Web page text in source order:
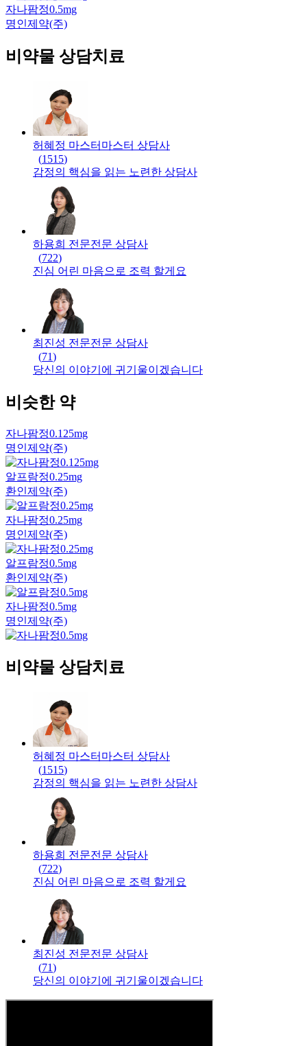
자나팜정0.5mg
명인제약(주)
비약물 상담치료
허혜정 마스터 마스터 상담사
(1515)
감정의 핵심을 읽는 노련한 상담사
하용희 전문전문 상담사
(722)
진심 어린 마음으로 조력 할게요
최진성 전문전문 상담사
(71)
당신의 이야기에 귀기울이겠습니다
비슷한 약
자나팜정0.125mg
명인제약(주)
알프람정0.25mg
환인제약(주)
자나팜정0.25mg
명인제약(주)
알프람정0.5mg
환인제약(주)
자나팜정0.5mg
명인제약(주)
비약물 상담치료
허혜정 마스터 마스터 상담사
(1515)
감정의 핵심을 읽는 노련한 상담사
하용희 전문전문 상담사
(722)
진심 어린 마음으로 조력 할게요
최진성 전문전문 상담사
(71)
당신의 이야기에 귀기울이겠습니다